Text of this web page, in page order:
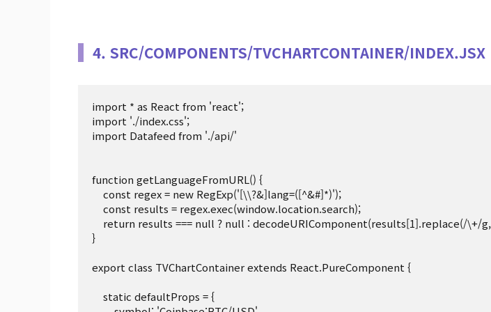
4. SRC/COMPONENTS/TVCHARTCONTAINER/INDEX.JSX
import * as React from 'react';
import './index.css';
import Datafeed from './api/'
function getLanguageFromURL() {
}
export class TVChartContainer extends React.PureComponent {